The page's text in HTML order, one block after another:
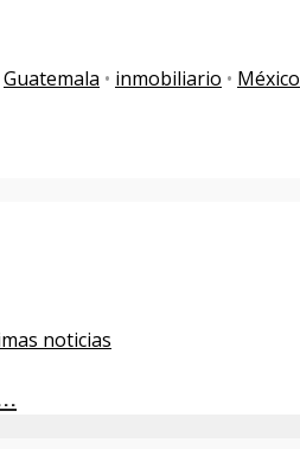
Guatemala • inmobiliario • México
noticias